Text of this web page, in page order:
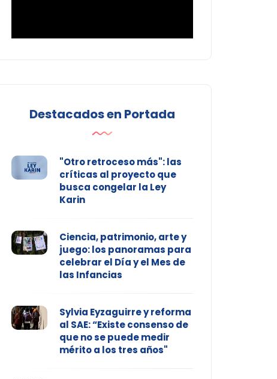
Destacados en Portada
"Otro retroceso más": las
críticas al proyecto que
busca congelar la Ley
Karin
Ciencia, patrimonio, arte y
juego: los panoramas para
celebrar el Día y el Mes de
las Infancias
Sylvia Eyzaguirre y reforma
al SAE: “Existe consenso de
que no se puede medir
mérito a los tres años"